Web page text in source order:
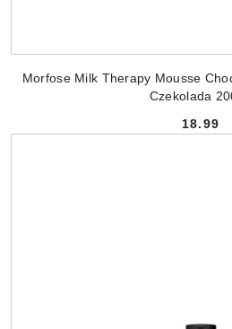
Morfose Milk Therapy Mousse
Czekolada
18.99